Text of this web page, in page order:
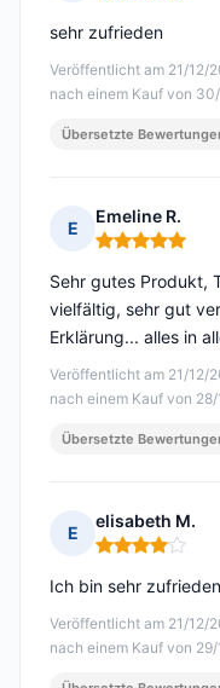
Veröffentlicht am 21/12/
nach einem Kauf von
sehr zufrieden
Übersetzte
E
Emeline R.
Hinweis: 5 von
Veröffentlicht am 21/12/
nach einem Kauf von
Sehr gutes Produkt,
vielfältig, sehr gut
Erklärung... alles in
Übersetzte
E
elisabeth M.
Hinweis: 4 von
Veröffentlicht am 21/12/
nach einem Kauf von
Ich bin sehr